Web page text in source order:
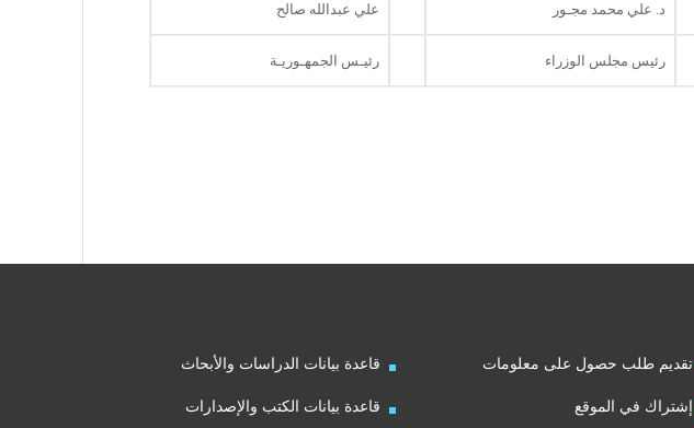
د. علي محمد مجـور علي عبدالله صالح
رئيس مجلس الوزراء رئيـس الجمهـوريـة
تقديم طلب حصول على معلومات
إشتراك في الموقع
قاعدة بيانات الدراسات والأبحاث
قاعدة بيانات الكتب والإصدارات